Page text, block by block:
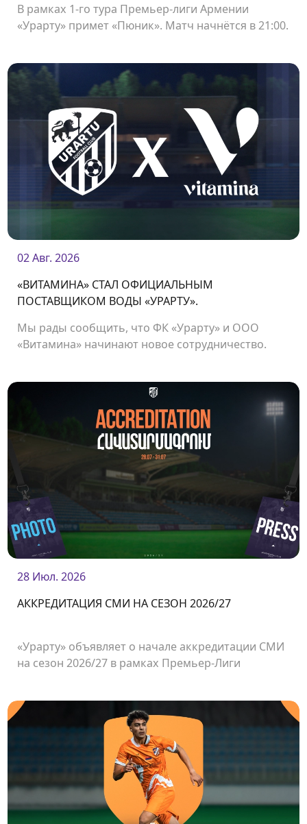
В рамках 1-го тура Премьер-лиги Армении
«Урарту» примет «Пюник». Матч начнётся в 21:00.
02 Авг. 2026
«ВИТАМИНА» СТАЛ ОФИЦИАЛЬНЫМ
ПОСТАВЩИКОМ ВОДЫ «УРАРТУ».
Мы рады сообщить, что ФК «Урарту» и ООО
«Витамина» начинают новое сотрудничество.
28 Июл. 2026
АККРЕДИТАЦИЯ СМИ НА СЕЗОН 2026/27
«Урарту» объявляет о начале аккредитации СМИ
на сезон 2026/27 в рамках Премьер-Лиги